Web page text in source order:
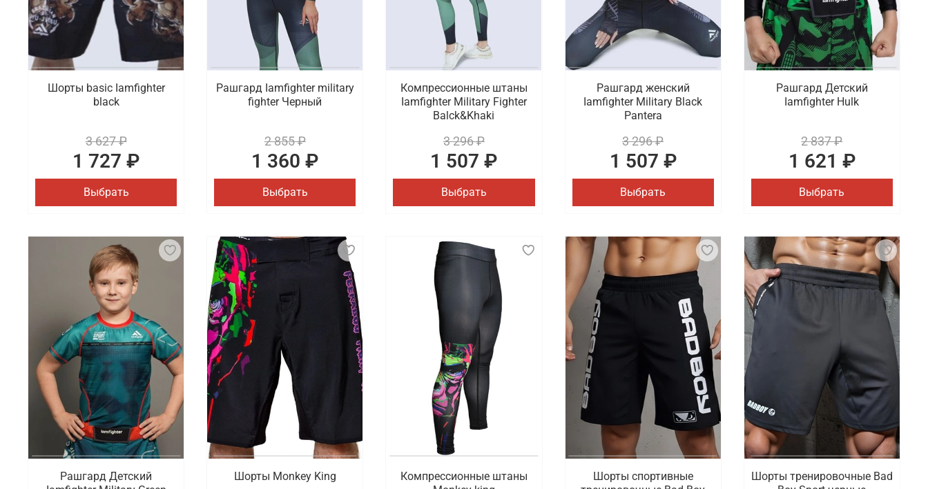
Шорты basic Iamfighter
black
3 627 ₽
1 727 ₽
Выбрать
Рашгард Iamfighter military
fighter Черный
2 855 ₽
1 360 ₽
Выбрать
Компрессионные штаны
Iamfighter Military Fighter
Balck&Khaki
3 296 ₽
1 507 ₽
Выбрать
Рашгард женский
Iamfighter Military Black
Pantera
3 296 ₽
1 507 ₽
Выбрать
Рашгард Детский
Iamfighter Hulk
2 837 ₽
1 621 ₽
Выбрать
Рашгард Детский
Шорты Monkey King
Компрессионные штаны
Шорты спортивные
Шорты тренировочные Bad